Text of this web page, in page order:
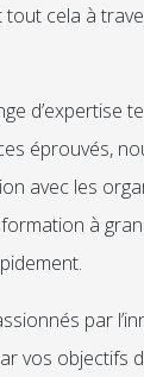
tout cela à
d’expertise
éprouvés,
avec les
à
par
vos objectifs